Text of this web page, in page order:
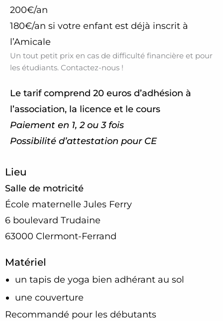
200€/an
180€/an si votre enfant est déjà inscrit à
l’Amicale
Un tout petit prix en cas de difficulté financière et pour
les étudiants. Contactez-nous !
Le tarif comprend 20 euros d’adhésion à
l’association, la licence et le cours
Paiement en 1, 2 ou 3 fois
Possibilité d’attestation pour CE
Lieu
Salle de motricité
École maternelle Jules Ferry
6 boulevard Trudaine
63000 Clermont-Ferrand
Matériel
un tapis de yoga bien adhérant au sol
une couverture
Recommandé pour les débutants